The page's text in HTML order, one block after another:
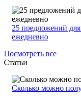
25 предложений
ежедневно
Посмотреть все
Статьи
Сколько можно